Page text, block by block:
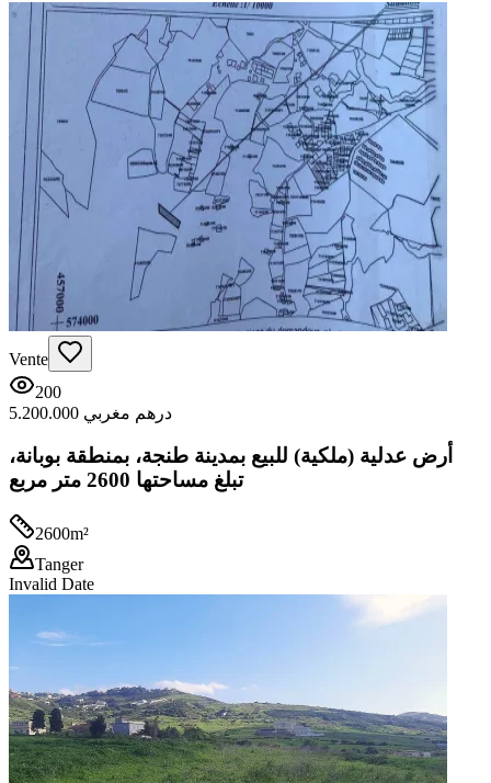
Vente
200
5.200.000 درهم مغربي
أرض عدلية (ملكية) للبيع بمدينة طنجة، بمنطقة بوبانة،
تبلغ مساحتها 2600 متر مربع
2600m²
Tanger
Invalid Date